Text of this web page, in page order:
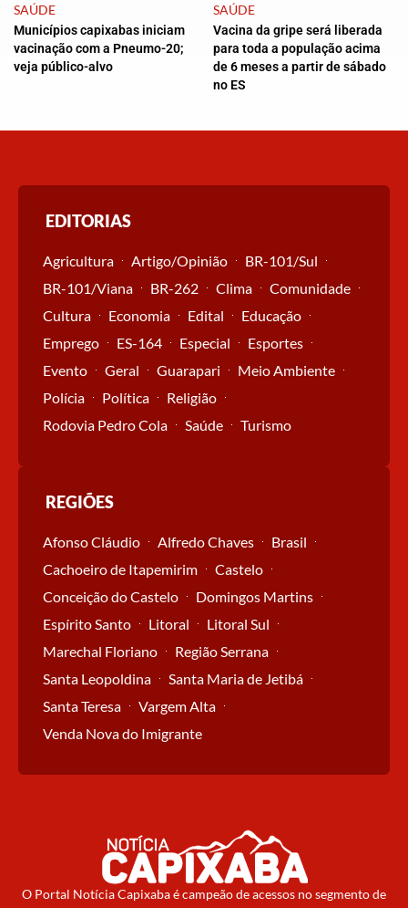
SAÚDE
Municípios capixabas iniciam
vacinação com a Pneumo-20;
veja público-alvo
SAÚDE
Vacina da gripe será liberada
para toda a população acima
de 6 meses a partir de sábado
no ES
EDITORIAS
Agricultura Artigo/Opinião
BR-101/Sul
BR-101/Viana
BR-262 Clima
Comunidade
Cultura
Economia Edital
Educação
Emprego
ES-164 Especial
Esportes
Evento
Geral Guarapari
Meio Ambiente
Polícia
Política
Religião
Rodovia Pedro Cola
Saúde Turismo
REGIÕES
Afonso Cláudio Alfredo Chaves
Brasil
Cachoeiro de Itapemirim
Castelo
Conceição do Castelo
Domingos Martins
Espírito Santo
Litoral
Litoral Sul
Marechal Floriano
Região Serrana
Santa Leopoldina
Santa Maria de Jetibá
Santa Teresa
Vargem Alta
Venda Nova do Imigrante
O Portal Notícia Capixaba é campeão de acessos no segmento de